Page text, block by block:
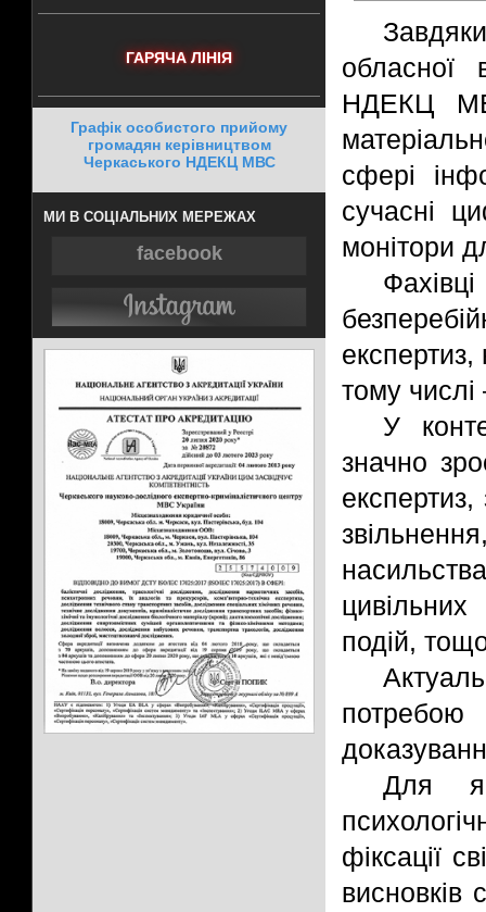
ГАРЯЧА ЛІНІЯ
Графік особистого прийому
громадян керівництвом
Черкаського НДЕКЦ МВС
МИ В СОЦІАЛЬНИХ МЕРЕЖАХ
facebook
обласної
НДЕКЦ
сфері
сучасні
монітори
експертиз,
тому числі
У
значно
подій,
Для
фіксації
висновків